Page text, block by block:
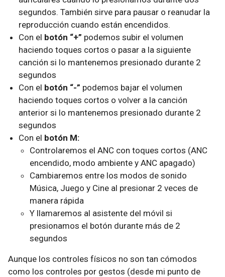
segundos. También sirve para pausar o reanudar la
reproducción cuando están encendidos.
Con el botón “+” podemos subir el volumen
haciendo toques cortos o pasar a la siguiente
canción si lo mantenemos presionado durante 2
segundos
Con el botón “-” podemos bajar el volumen
haciendo toques cortos o volver a la canción
anterior si lo mantenemos presionado durante 2
segundos
Con el botón M:
Controlaremos el ANC con toques cortos (ANC
encendido, modo ambiente y ANC apagado)
Cambiaremos entre los modos de sonido
Música, Juego y Cine al presionar 2 veces de
manera rápida
Y llamaremos al asistente del móvil si
presionamos el botón durante más de 2
segundos
Aunque los controles físicos no son tan cómodos
como los controles por gestos (desde mi punto de